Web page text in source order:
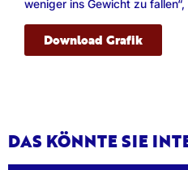
weniger ins Gewicht zu
Download Grafik
DAS KÖNNTE SIE